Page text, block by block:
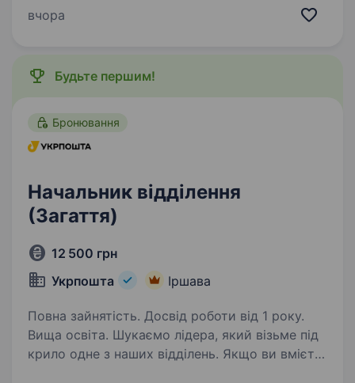
найсучаснішими методами, підтримуючи один
вчора
Будьте першим!
Бронювання
Начальник відділення
(Загаття)
12 500 грн
Укрпошта
Іршава
Повна зайнятість. Досвід роботи від 1 року.
Вища освіта. Шукаємо лідера, який візьме під
крило одне з наших відділень. Якщо ви вмієте